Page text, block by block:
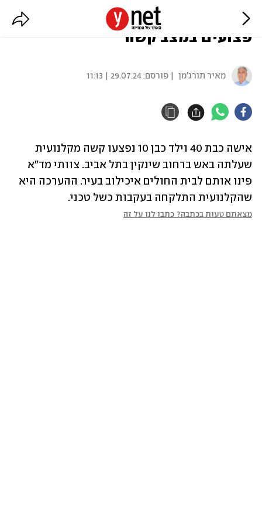
קלנועית עלתה באש בתל אביב, שני
פצועים במצב קשה
מאיר תורג'מן | פורסם:29.07.24 | 11:13
שהקלנועית התלקחה בעקבות כשל טכני.
מצאתם טעות בכתבה? כתבו לנו על זה